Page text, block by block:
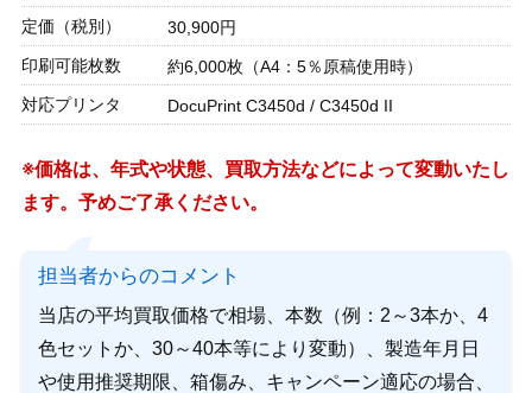
定価（税別）
30,900円
印刷可能枚数
約6,000枚（A4：5％原稿使用時）
対応プリンタ
DocuPrint C3450d / C3450d II
※価格は、年式や状態、買取方法などによって変動いたし
ます。予めご了承ください。
担当者からのコメント
当店の平均買取価格で相場、本数（例：2～3本か、4
色セットか、30～40本等により変動）、製造年月日
や使用推奨期限、箱傷み、キャンペーン適応の場合、